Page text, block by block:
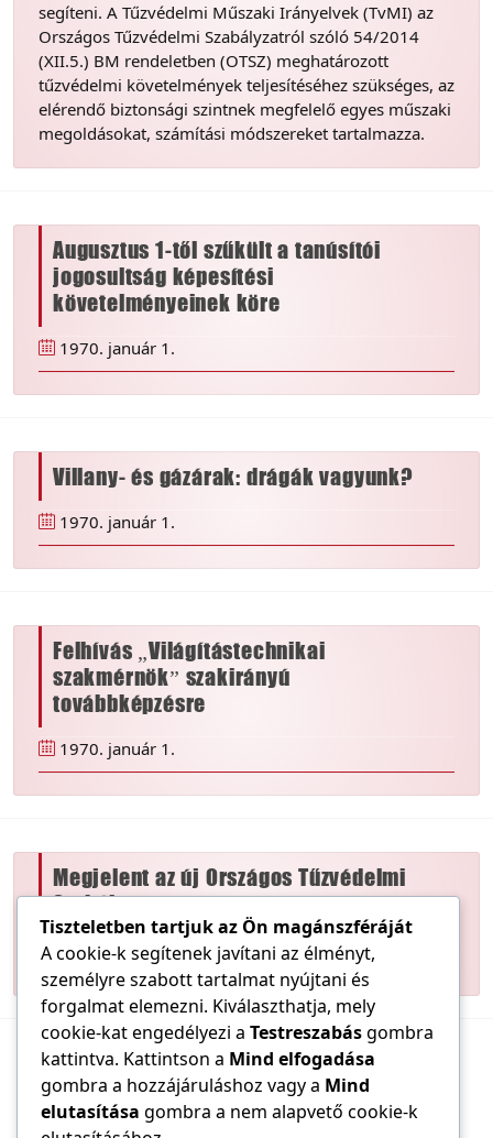
segíteni. A Tűzvédelmi Műszaki Irányelvek (TvMI) az
Országos Tűzvédelmi Szabályzatról szóló 54/2014
(XII.5.) BM rendeletben (OTSZ) meghatározott
tűzvédelmi követelmények teljesítéséhez szükséges, az
elérendő biztonsági szintnek megfelelő egyes műszaki
megoldásokat, számítási módszereket tartalmazza.
Augusztus 1-től szűkült a tanúsítói
jogosultság képesítési
követelményeinek köre
1970. január 1.
Villany- és gázárak: drágák vagyunk?
1970. január 1.
Felhívás „Világítástechnikai
szakmérnök” szakirányú
továbbképzésre
1970. január 1.
Megjelent az új Országos Tűzvédelmi
Szabályzat
1970. január 1.
Előző 214 215 216 217 Következő
Tiszteletben tartjuk az Ön magánszféráját
A cookie-k segítenek javítani az élményt,
személyre szabott tartalmat nyújtani és
forgalmat elemezni. Kiválaszthatja, mely
cookie-kat engedélyezi a Testreszabásgombra
kattintva. Kattintson a Mind elfogadása
gombra a hozzájáruláshoz vagy a Mind
elutasítása gombra a nem alapvető cookie-k